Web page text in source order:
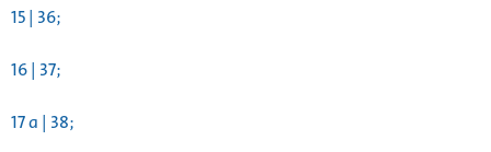
15 | 36;
16 | 37;
17 a | 38;